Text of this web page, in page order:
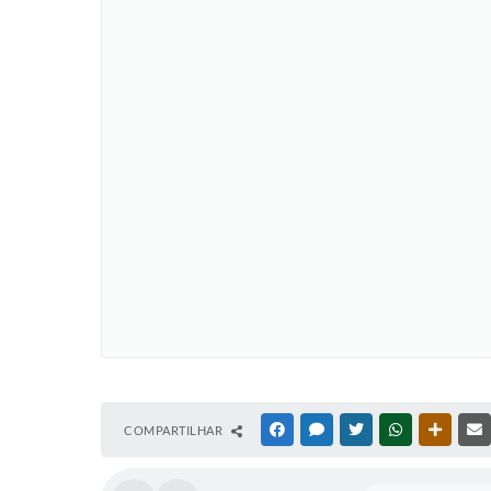
COMPARTILHAR FACEBOOKMESSENGER
TWITTERWHATSAPP